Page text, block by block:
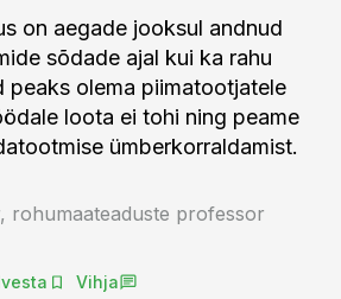
on aegade jooksul andnud
sõdade ajal kui ka rahu
peaks olema piimatootjatele
loota ei tohi ning peame
ümberkorraldamist.
rohumaateaduste professor
Vihja